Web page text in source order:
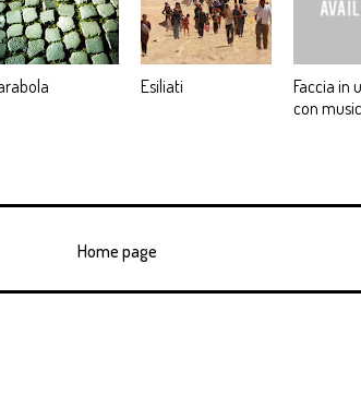
Esiliati
Faccia in
con
Home page